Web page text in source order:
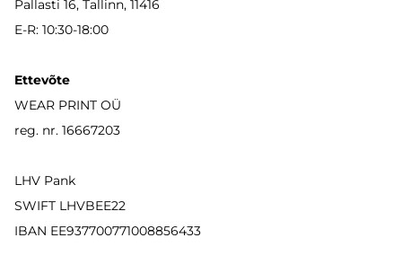
Pallasti 16, Tallinn, 11416
E-R: 10:30-18:00
Ettevõte
WEAR PRINT OÜ
reg. nr. 16667203
LHV Pank
SWIFT LHVBEE22
IBAN EE937700771008856433